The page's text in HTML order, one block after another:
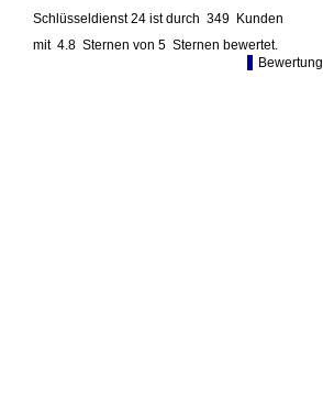
Schlüsseldienst 24 ist durch 349 Kunden
mit 4.8 Sternen von 5 Sternen bewertet.
Bewertung